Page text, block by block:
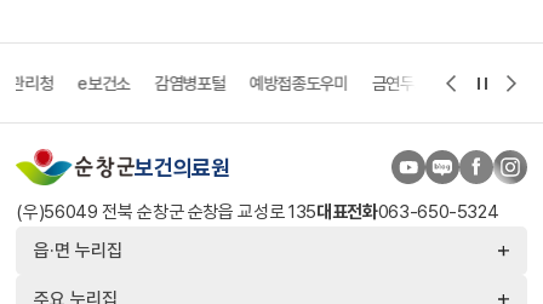
e보건소 감염병포털 예방접종도우미 금연두드림 희귀질환 헬프라
보건의료원
(우)56049 전북 순창군 순창읍 교성로 135대표전화063-650-5324
읍·면 누리집
주요 누리집